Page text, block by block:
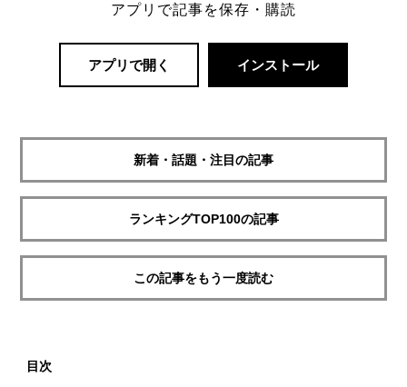
アプリで記事を保存・購読
アプリで開く インストール
新着・話題・注目の記事
ランキングTOP100の記事
この記事をもう一度読む
目次